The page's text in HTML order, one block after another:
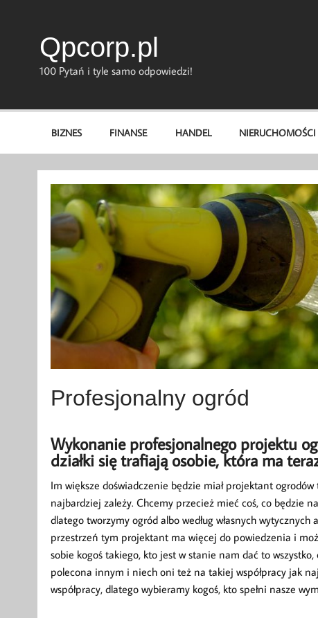
Qpcorp.pl
100 Pytań i tyle samo odpowiedzi!
BIZNES FINANSE HANDEL NIERUCHOMOŚCI
Profesjonalny ogród
Wykonanie profesjonalnego projektu
działki się trafiają osobie, która ma
Im większe doświadczenie będzie miał projektant
najbardziej zależy. Chcemy przecież mieć coś, co będzie
dlatego tworzymy ogród albo według własnych
przestrzeń tym projektant ma więcej do powiedzenia i
sobie kogoś takiego, kto jest w stanie nam dać to
polecona innym i niech oni też na takiej współpracy jak
współpracy, dlatego wybieramy kogoś, kto spełni nasze